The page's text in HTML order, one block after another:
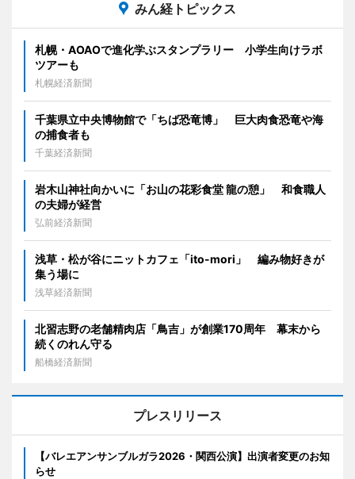
みん経トピックス
札幌・AOAOで進化学ぶスタンプラリー 小学生向けラボ
ツアーも
札幌経済新聞
千葉県立中央博物館で「ちば恐竜博」 巨大肉食恐竜や海
の捕食者も
千葉経済新聞
岩木山神社向かいに「お山の花彩食堂 龍の憩」 和食職人
の夫婦が経営
弘前経済新聞
浅草・松が谷にニットカフェ「ito-mori」 編み物好きが
集う場に
浅草経済新聞
北習志野の老舗精肉店「鳥吉」が創業170周年 幕末から
続くのれん守る
船橋経済新聞
プレスリリース
【バレエアンサンブルガラ2026・関西公演】出演者変更のお知
らせ